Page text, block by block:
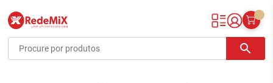
Redemix – Supermercado Online
search